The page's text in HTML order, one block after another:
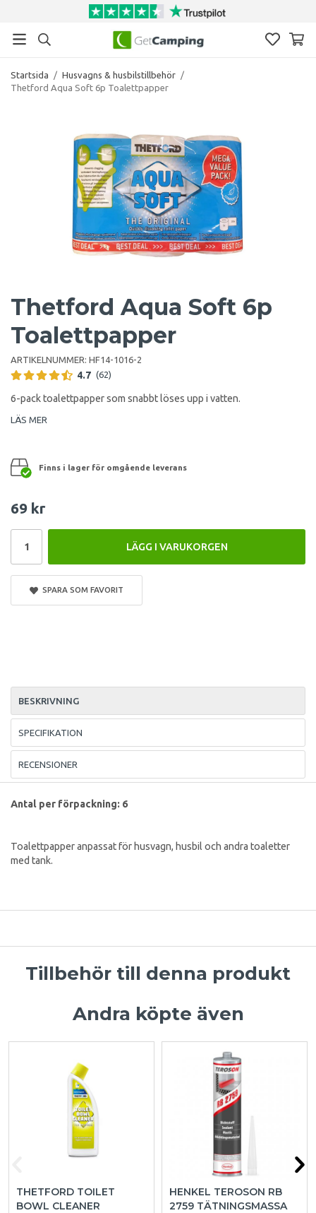
Startsida / Husvagns & husbilstillbehör /
Thetford Aqua Soft 6p Toalettpapper
Thetford Aqua Soft 6p
Toalettpapper
ARTIKELNUMMER: HF14-1016-2
4.7 (62)
6-pack toalettpapper som snabbt löses upp i vatten.
LÄS MER
Finns i lager för omgående leverans
69 kr
LÄGG I VARUKORGEN
SPARA SOM FAVORIT
BESKRIVNING
SPECIFIKATION
RECENSIONER
Antal per förpackning: 6
Toalettpapper anpassat för husvagn, husbil och andra toaletter
med tank.
Tillbehör till denna produkt
Andra köpte även
THETFORD TOILET
BOWL CLEANER
HENKEL TEROSON RB
2759 TÄTNINGSMASSA